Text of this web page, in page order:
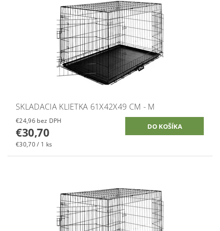
SKLADACIA KLIETKA 61X42X49 CM - M
€24,96 bez DPH
€30,70
€30,70 / 1 ks